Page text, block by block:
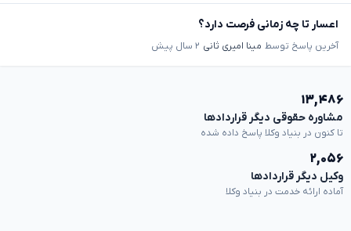
اعسار تا چه زمانی فرصت دارد؟
آخرین پاسخ توسط مینا امیری ثانی ۲ سال پیش
۱۳,۴۸۶
مشاوره حقوقی دیگر قراردادها
تا کنون در بنیاد وکلا پاسخ داده شده
۲,۰۵۶
وکیل دیگر قراردادها
آماده ارائه خدمت در بنیاد وکلا